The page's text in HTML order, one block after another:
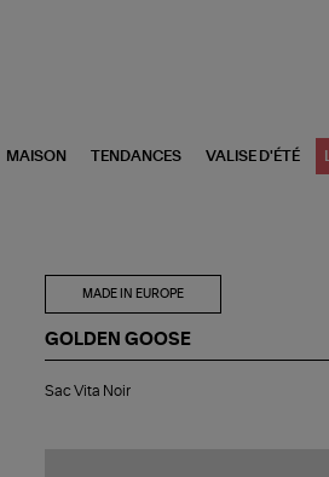
MAISON TENDANCES VALISE D'ÉTÉ
MADE IN EUROPE
GOLDEN GOOSE
Vita
Sac Vita Noir